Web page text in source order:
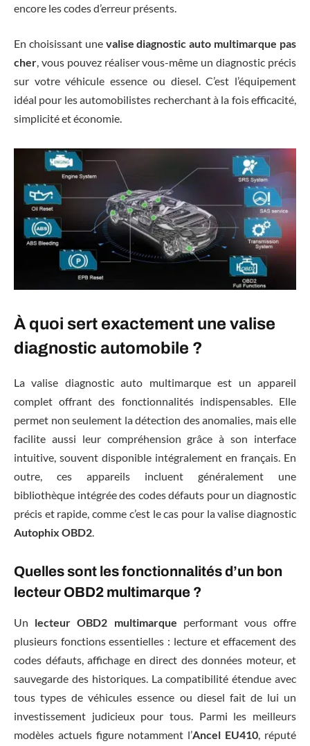
encore les codes d’erreur présents.
En choisissant une valise diagnostic auto multimarque pas
cher, vous pouvez réaliser vous-même un diagnostic précis
sur votre véhicule essence ou diesel. C’est l’équipement
idéal pour les automobilistes recherchant à la fois efficacité,
simplicité et économie.
À quoi sert exactement une valise
diagnostic automobile ?
La valise diagnostic auto multimarque est un appareil
complet offrant des fonctionnalités indispensables. Elle
permet non seulement la détection des anomalies, mais elle
facilite aussi leur compréhension grâce à son interface
intuitive, souvent disponible intégralement en français. En
outre, ces appareils incluent généralement une
bibliothèque intégrée des codes défauts pour un diagnostic
précis et rapide, comme c’est le cas pour la valise diagnostic
Autophix OBD2.
Quelles sont les fonctionnalités d’un bon
lecteur OBD2 multimarque ?
Un lecteur OBD2 multimarque performant vous offre
plusieurs fonctions essentielles : lecture et effacement des
codes défauts, affichage en direct des données moteur, et
sauvegarde des historiques. La compatibilité étendue avec
tous types de véhicules essence ou diesel fait de lui un
investissement judicieux pour tous. Parmi les meilleurs
modèles actuels figure notamment l’Ancel EU410, réputé